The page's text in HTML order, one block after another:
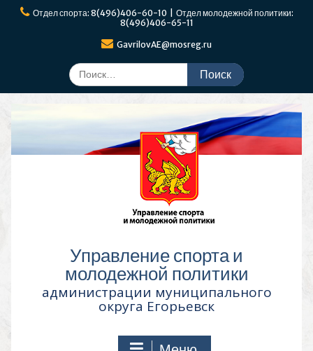
ПерейтиОтдел спорта: 8(496)406-60-10 | Отдел молодежной политики:
8(496)406-65-11
GavrilovAE@mosreg.ru
Поиск
по:
Управление спорта и
молодежной политики
администрации муниципального
округа Егорьевск